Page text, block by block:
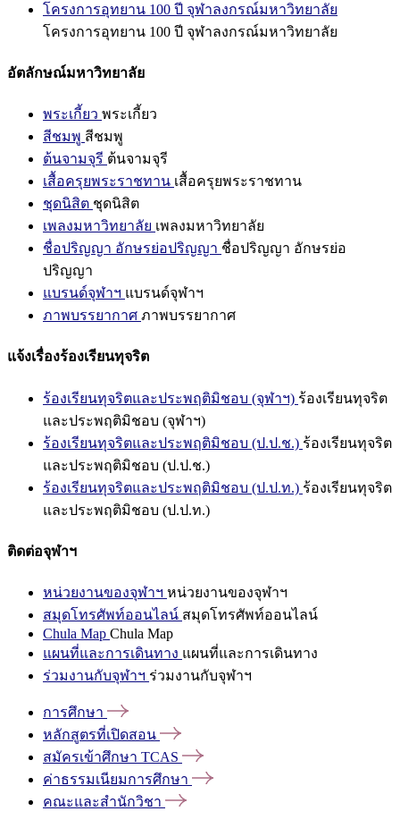
โครงการอุทยาน 100 ปี จุฬาลงกรณ์มหาวิทยาลัย
โครงการอุทยาน 100 ปี จุฬาลงกรณ์มหาวิทยาลัย
อัตลักษณ์มหาวิทยาลัย
พระเกี้ยว พระเกี้ยว
สีชมพู สีชมพู
ต้นจามจุรี ต้นจามจุรี
เสื้อครุยพระราชทาน เสื้อครุยพระราชทาน
ชุดนิสิต ชุดนิสิต
เพลงมหาวิทยาลัย เพลงมหาวิทยาลัย
ชื่อปริญญา อักษรย่อปริญญา ชื่อปริญญา อักษรย่อ
ปริญญา
แบรนด์จุฬาฯ แบรนด์จุฬาฯ
ภาพบรรยากาศ ภาพบรรยากาศ
แจ้งเรื่องร้องเรียนทุจริต
ร้องเรียนทุจริตและประพฤติมิชอบ (จุฬาฯ) ร้องเรียนทุจริต
และประพฤติมิชอบ (จุฬาฯ)
ร้องเรียนทุจริตและประพฤติมิชอบ (ป.ป.ช.) ร้องเรียนทุจริต
และประพฤติมิชอบ (ป.ป.ช.)
ร้องเรียนทุจริตและประพฤติมิชอบ (ป.ป.ท.) ร้องเรียนทุจริต
และประพฤติมิชอบ (ป.ป.ท.)
ติดต่อจุฬาฯ
หน่วยงานของจุฬาฯ หน่วยงานของจุฬาฯ
สมุดโทรศัพท์ออนไลน์ สมุดโทรศัพท์ออนไลน์
Chula Map Chula Map
แผนที่และการเดินทาง แผนที่และการเดินทาง
ร่วมงานกับจุฬาฯ ร่วมงานกับจุฬาฯ
การศึกษา
หลักสูตรที่เปิดสอน
สมัครเข้าศึกษา TCAS
ค่าธรรมเนียมการศึกษา
คณะและสำนักวิชา